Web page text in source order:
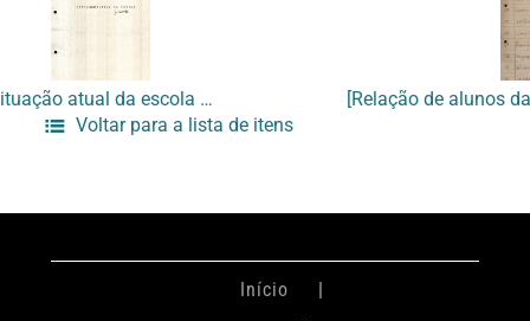
Situação atual da escola julho 1985
Voltar para a lista de itens
Início